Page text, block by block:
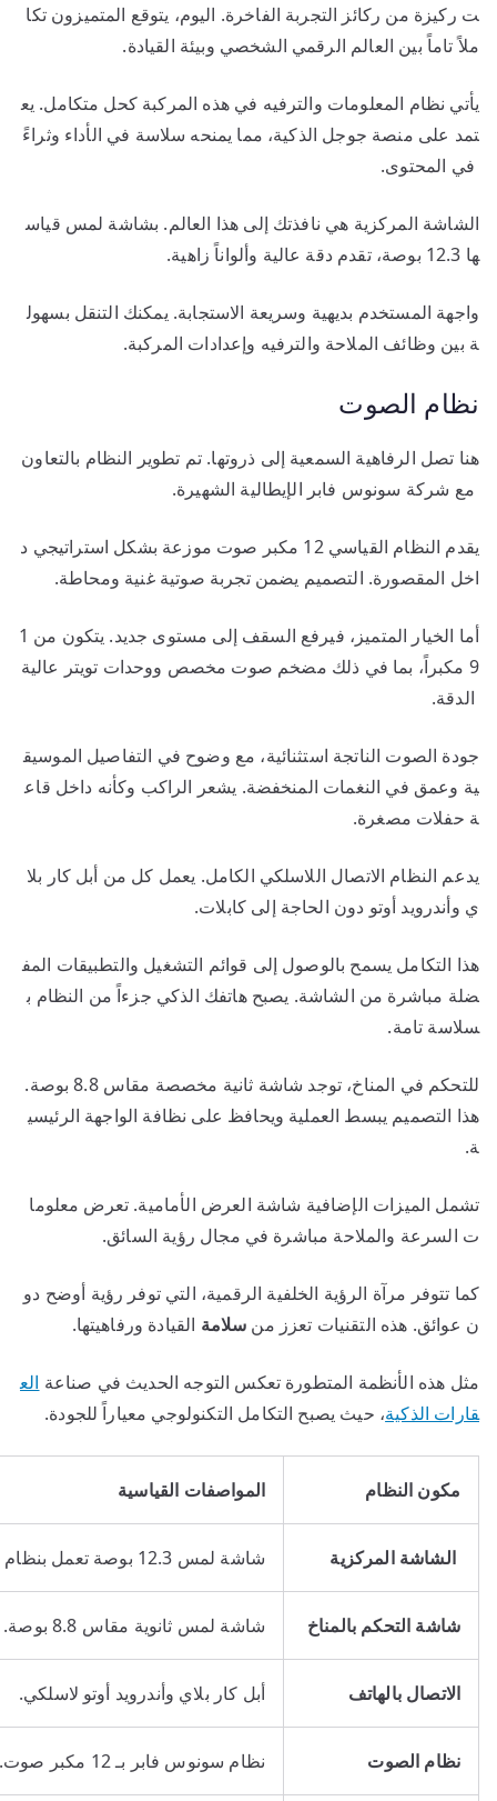
ت ركيزة من ركائز التجربة الفاخرة. اليوم، يتوقع المتميزون تكا
ملاً تاماً بين العالم الرقمي الشخصي وبيئة القيادة.
يأتي نظام المعلومات والترفيه في هذه المركبة كحل متكامل. يع
تمد على منصة جوجل الذكية، مما يمنحه سلاسة في الأداء وثراءً
في المحتوى.
الشاشة المركزية هي نافذتك إلى هذا العالم. بشاشة لمس قياس
ها 12.3 بوصة، تقدم دقة عالية وألواناً زاهية.
واجهة المستخدم بديهية وسريعة الاستجابة. يمكنك التنقل بسهول
ة بين وظائف الملاحة والترفيه وإعدادات المركبة.
نظام الصوت
هنا تصل الرفاهية السمعية إلى ذروتها. تم تطوير النظام بالتعاون
مع شركة سونوس فابر الإيطالية الشهيرة.
يقدم النظام القياسي 12 مكبر صوت موزعة بشكل استراتيجي د
اخل المقصورة. التصميم يضمن تجربة صوتية غنية ومحاطة.
أما الخيار المتميز، فيرفع السقف إلى مستوى جديد. يتكون من 1
9 مكبراً، بما في ذلك مضخم صوت مخصص ووحدات تويتر عالية
الدقة.
جودة الصوت الناتجة استثنائية، مع وضوح في التفاصيل الموسيق
ية وعمق في النغمات المنخفضة. يشعر الراكب وكأنه داخل قاع
ة حفلات مصغرة.
يدعم النظام الاتصال اللاسلكي الكامل. يعمل كل من أبل كار بلا
ي وأندرويد أوتو دون الحاجة إلى كابلات.
هذا التكامل يسمح بالوصول إلى قوائم التشغيل والتطبيقات المف
ضلة مباشرة من الشاشة. يصبح هاتفك الذكي جزءاً من النظام ب
سلاسة تامة.
للتحكم في المناخ، توجد شاشة ثانية مخصصة مقاس 8.8 بوصة.
هذا التصميم يبسط العملية ويحافظ على نظافة الواجهة الرئيسي
ة.
تشمل الميزات الإضافية شاشة العرض الأمامية. تعرض معلوما
ت السرعة والملاحة مباشرة في مجال رؤية السائق.
كما تتوفر مرآة الرؤية الخلفية الرقمية، التي توفر رؤية أوضح دو
ن عوائق. هذه التقنيات تعزز من سلامة القيادة ورفاهيتها.
مثل هذه الأنظمة المتطورة تعكس التوجه الحديث في صناعة الع
قارات الذكية، حيث يصبح التكامل التكنولوجي معياراً للجودة.
مكون النظام المواصفات القياسية
الشاشة المركزية شاشة لمس 12.3 بوصة تعمل بنظام جوجل.
شاشة التحكم بالمناخ شاشة لمس ثانوية مقاس 8.8 بوصة.
الاتصال بالهاتف أبل كار بلاي وأندرويد أوتو لاسلكي.
نظام الصوت نظام سونوس فابر بـ 12 مكبر صوت.